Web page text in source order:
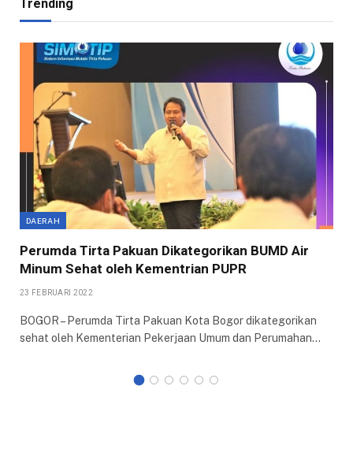
Trending
DAERAH
Perumda Tirta Pakuan Dikategorikan BUMD Air
Minum Sehat oleh Kementrian PUPR
23 FEBRUARI 2022
BOGOR – Perumda Tirta Pakuan Kota Bogor dikategorikan
sehat oleh Kementerian Pekerjaan Umum dan Perumahan…